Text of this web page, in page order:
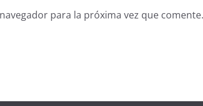
para la próxima vez que comente.